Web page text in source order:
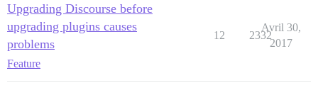
Upgrading Discourse before
upgrading plugins causes
problems
Feature
12 2332
Avril 30,
2017